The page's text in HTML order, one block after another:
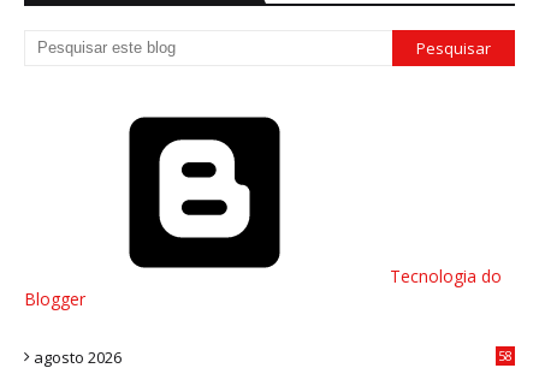
Tecnologia do
Blogger
agosto 2026 58